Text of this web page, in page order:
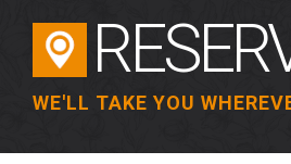
WE'LL TAKE YOU